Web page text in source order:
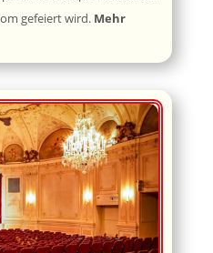
gefeiert wird. Mehr